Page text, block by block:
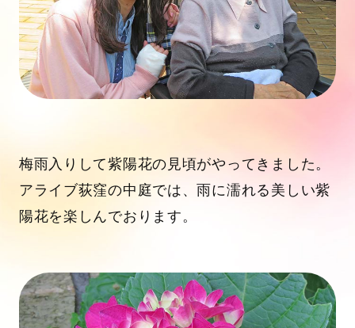
梅雨入りして紫陽花の見頃がやってきました。
アライブ荻窪の中庭では、雨に濡れる美しい紫
陽花を楽しんでおります。